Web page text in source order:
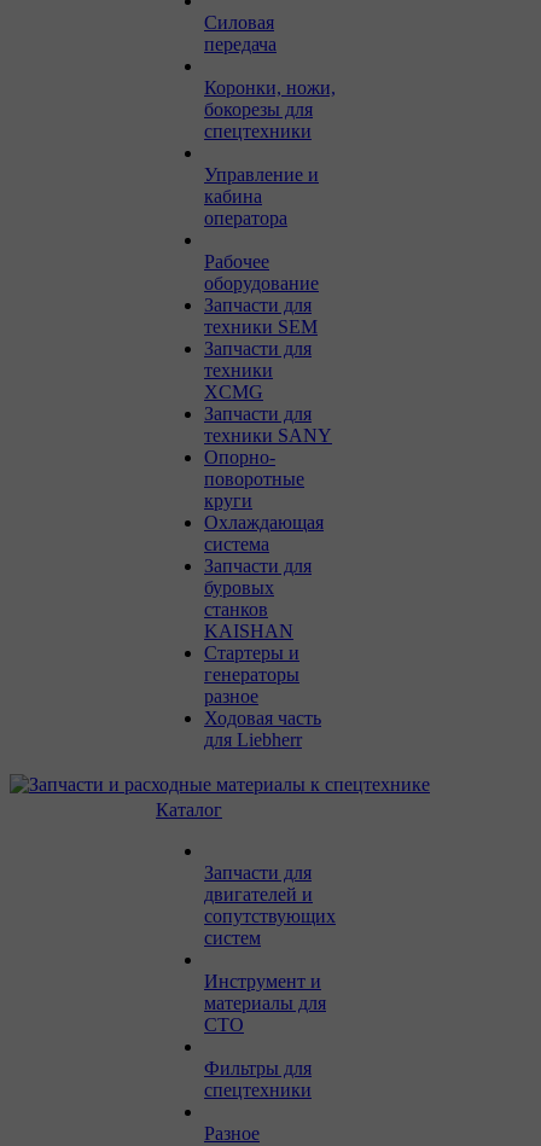
Силовая
передача
Коронки, ножи,
бокорезы для
спецтехники
Управление и
кабина
оператора
Рабочее
оборудование
Запчасти для
техники SEM
Запчасти для
техники
XCMG
Запчасти для
техники SANY
Опорно-
поворотные
круги
Охлаждающая
система
Запчасти для
буровых
станков
KAISHAN
Стартеры и
генераторы
разное
Ходовая часть
для Liebherr
Каталог
Запчасти для
двигателей и
сопутствующих
систем
Инструмент и
материалы для
СТО
Фильтры для
спецтехники
Разное